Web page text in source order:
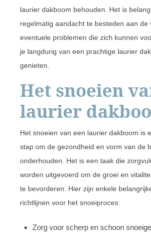
laurier dakboom behouden. Het is
regelmatig aandacht te besteden aan de
eventuele problemen die zich kunnen
je langdurig van een prachtige laurier
genieten.
Het snoeien
laurier
Het snoeien van een laurier dakboom is
stap om de gezondheid en vorm van de
onderhouden. Het is een taak die
worden uitgevoerd om de groei en
te bevorderen. Hier zijn enkele
richtlijnen voor het snoeiproces:
Zorg voor scherp en schoon